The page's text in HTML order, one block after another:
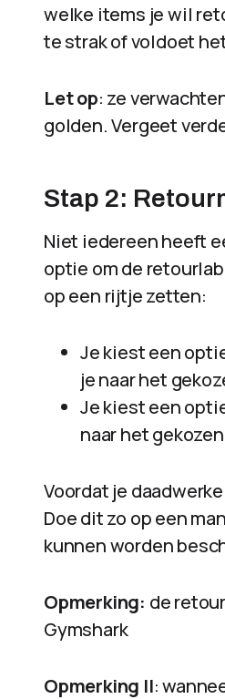
welke items je wil
te strak of voldoet
Let op: ze
golden. Vergeet
Stap 2:
Niet iedereen heeft
optie om de
op een rijtje zetten:
Je kiest een
je naar het
Je kiest een
naar het
Voordat je
Doe dit zo op een
kunnen worden
Opmerking: de
Gymshark
Opmerking II: